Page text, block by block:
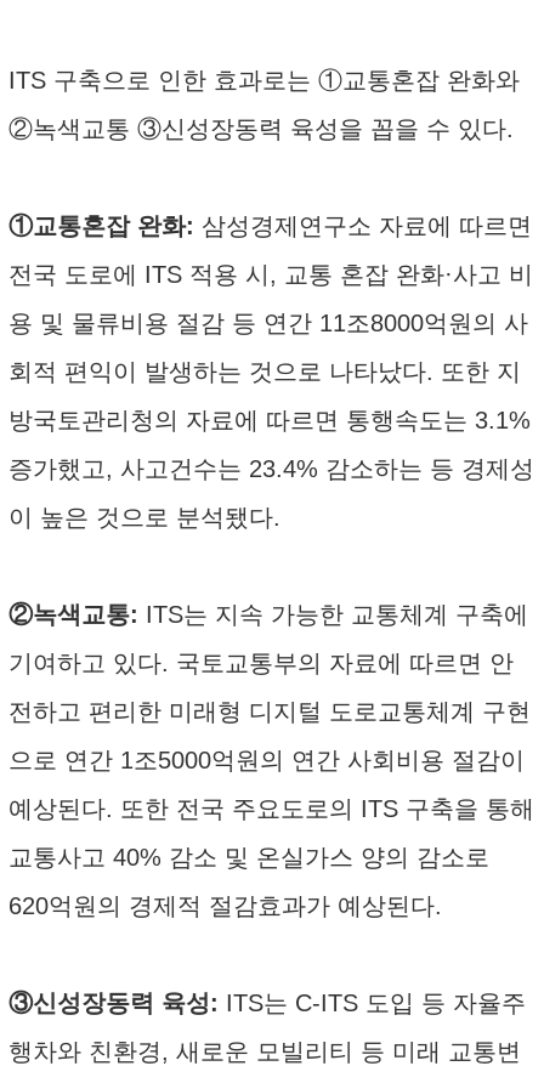
ITS 구축으로 인한 효과로는 ①교통혼잡 완화와
②녹색교통 ③신성장동력 육성을 꼽을 수 있다.
①교통혼잡 완화: 삼성경제연구소 자료에 따르면
전국 도로에 ITS 적용 시, 교통 혼잡 완화·사고 비
용 및 물류비용 절감 등 연간 11조8000억원의 사
회적 편익이 발생하는 것으로 나타났다. 또한 지
방국토관리청의 자료에 따르면 통행속도는 3.1%
증가했고, 사고건수는 23.4% 감소하는 등 경제성
이 높은 것으로 분석됐다.
②녹색교통: ITS는 지속 가능한 교통체계 구축에
기여하고 있다. 국토교통부의 자료에 따르면 안
전하고 편리한 미래형 디지털 도로교통체계 구현
으로 연간 1조5000억원의 연간 사회비용 절감이
예상된다. 또한 전국 주요도로의 ITS 구축을 통해
교통사고 40% 감소 및 온실가스 양의 감소로
620억원의 경제적 절감효과가 예상된다.
③신성장동력 육성: ITS는 C-ITS 도입 등 자율주
행차와 친환경, 새로운 모빌리티 등 미래 교통변